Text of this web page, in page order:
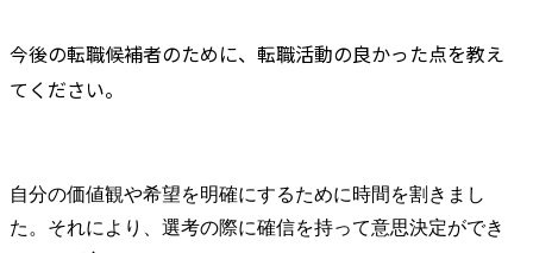
今後の転職候補者のために、転職活動の良かった点を教え
てください。
自分の価値観や希望を明確にするために時間を割きまし
た。それにより、選考の際に確信を持って意思決定ができ